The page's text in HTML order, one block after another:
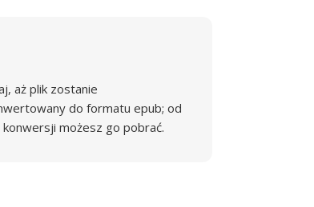
aż plik zostanie
do formatu epub; od
możesz go pobrać.